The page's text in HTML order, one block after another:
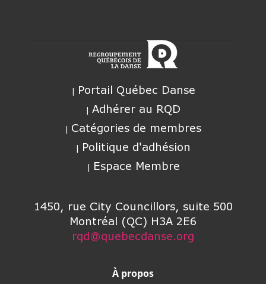
Portail Québec Danse
Adhérer au RQD
Catégories de membres
Politique d'adhésion
Espace Membre
1450, rue City Councillors, suite 500
Montréal (QC) H3A 2E6
rqd@quebecdanse.org
À propos